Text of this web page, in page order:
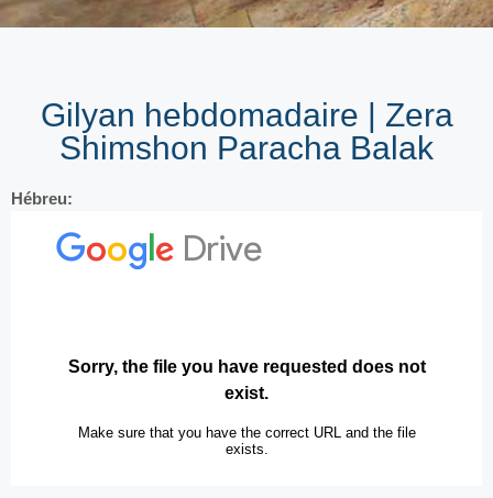
Gilyan hebdomadaire | Zera
Shimshon Paracha Balak
Hébreu: